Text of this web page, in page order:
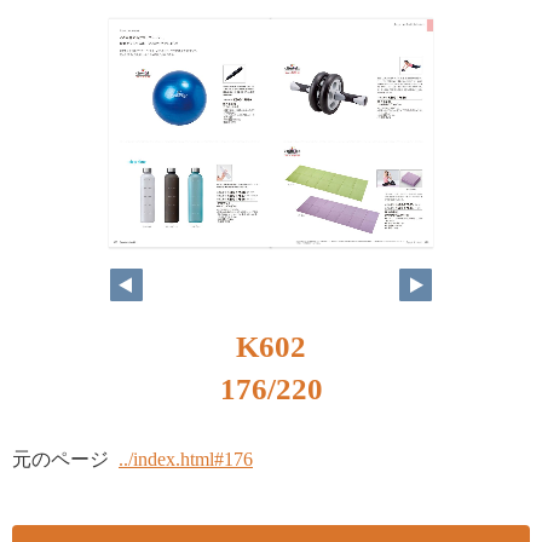
K602
176/220
元のページ ../index.html#176